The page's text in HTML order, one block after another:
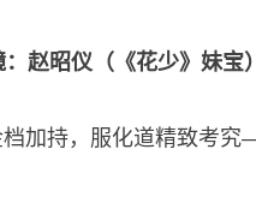
赵昭仪（《花少》妹宝
加持，服化道精致考